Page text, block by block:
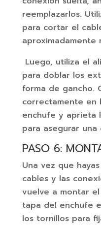
reemplazarlos.
para cortar el
aproximadamente
Luego, utiliza el
para doblar los
forma de gancho.
correctamente en
enchufe y aprieta
para asegurar
PASO 6:
Una vez que
cables y las
vuelve a montar
tapa del enchufe
los tornillos para